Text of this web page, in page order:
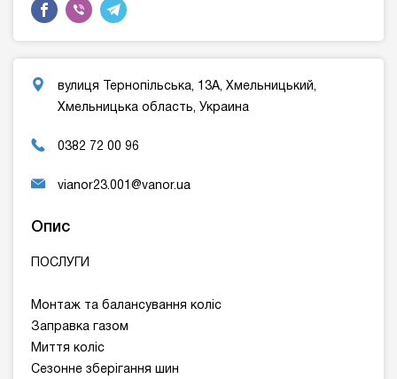
вулиця Тернопільська, 13А, Хмельницький,
Хмельницька область, Украина
0382 72 00 96
vianor23.001@vanor.ua
Опис
ПОСЛУГИ
Монтаж та балансування коліс
Заправка газом
Миття коліс
Сезонне зберігання шин